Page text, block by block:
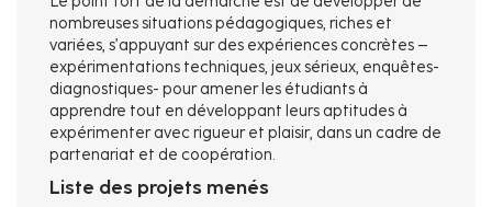
nombreuses situations pédagogiques, riches et
variées, s’appuyant sur des expériences concrètes –
expérimentations techniques, jeux sérieux, enquêtes-
diagnostiques- pour amener les étudiants à
apprendre tout en développant leurs aptitudes à
expérimenter avec rigueur et plaisir, dans un cadre de
partenariat et de coopération.
Liste des projets menés